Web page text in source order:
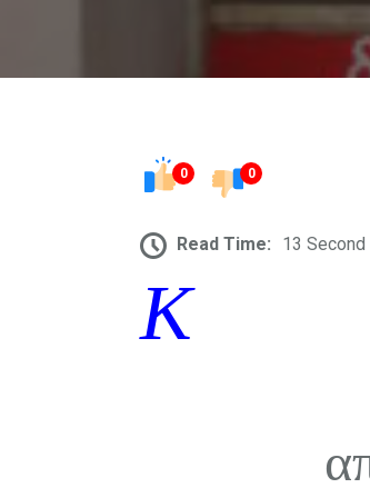
0 0
Read Time: 13 Second
Κ